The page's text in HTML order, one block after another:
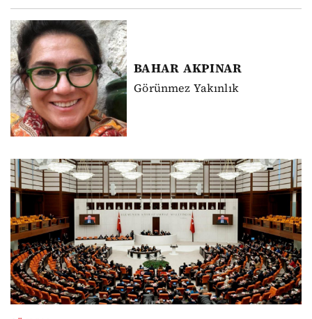
BAHAR AKPINAR
Görünmez Yakınlık